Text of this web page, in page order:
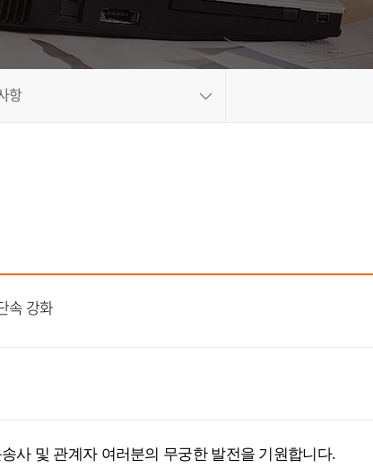
CFS
정산업무
인트라넷
항
속 강화
사 및 관계자 여러분의 무궁한 발전을 기원합니다.